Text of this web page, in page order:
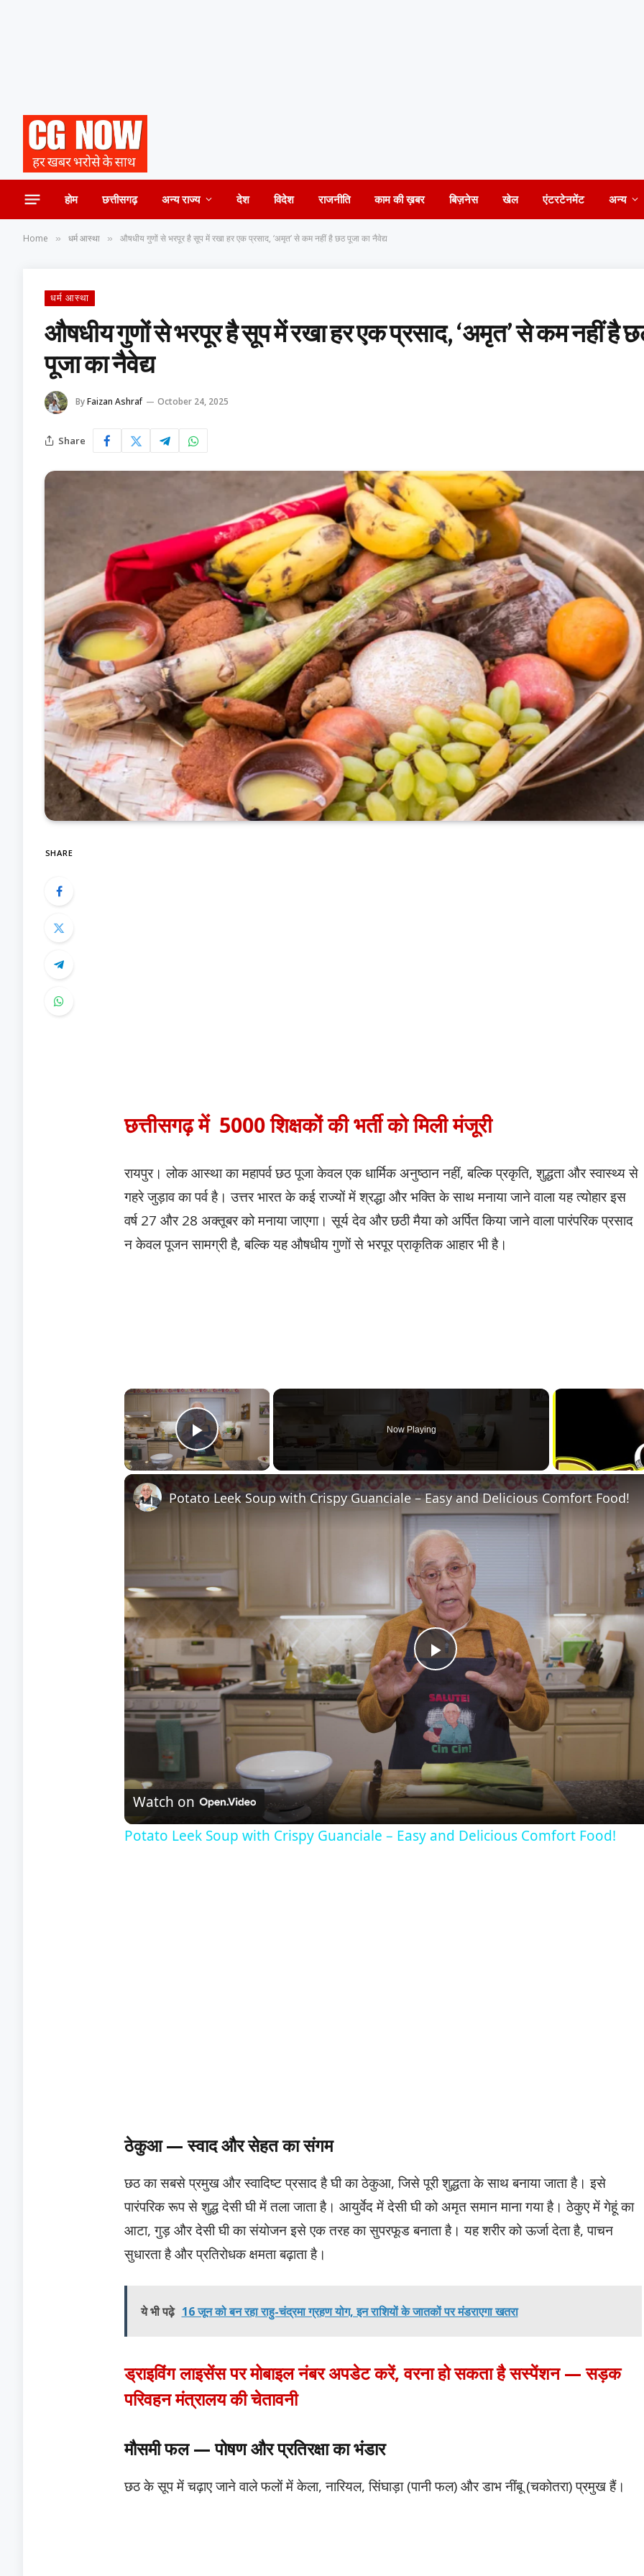
होम छत्तीसगढ़ अन्य राज्य देश विदेश राजनीति काम की ख़बर बिज़नेस खेल एंटरटेनमेंट अन्य
Home » धर्म आस्था » औषधीय गुणों से भरपूर है सूप में रखा हर एक प्रसाद, ‘अमृत’ से कम नहीं है छठ पूजा का नैवेद्य
धर्म आस्था
औषधीय गुणों से भरपूर है सूप में रखा हर एक प्रसाद, ‘अमृत’ से कम नहीं है
पूजा का नैवेद्य
ByFaizan Ashraf October 24, 2025
Share
SHARE
छत्तीसगढ़ में 5000 शिक्षकों की भर्ती को मिली मंजूरी
रायपुर। लोक आस्था का महापर्व छठ पूजा केवल एक धार्मिक अनुष्ठान नहीं, बल्कि प्रकृति, शुद्धता और स्वास्थ्य से
गहरे जुड़ाव का पर्व है। उत्तर भारत के कई राज्यों में श्रद्धा और भक्ति के साथ मनाया जाने वाला यह त्योहार इस
वर्ष 27 और 28 अक्तूबर को मनाया जाएगा। सूर्य देव और छठी मैया को अर्पित किया जाने वाला पारंपरिक प्रसाद
न केवल पूजन सामग्री है, बल्कि यह औषधीय गुणों से भरपूर प्राकृतिक आहार भी है।
×
Play Video
Now Playing
Play
Video
Potato Leek Soup with Crispy Guanciale – Easy and Delicious Comfort Food!
Watch on
Potato Leek Soup with Crispy Guanciale – Easy and Delicious Comfort Food!
ठेकुआ — स्वाद और सेहत का संगम
छठ का सबसे प्रमुख और स्वादिष्ट प्रसाद है घी का ठेकुआ, जिसे पूरी शुद्धता के साथ बनाया जाता है। इसे
पारंपरिक रूप से शुद्ध देसी घी में तला जाता है। आयुर्वेद में देसी घी को अमृत समान माना गया है। ठेकुए में गेहूं का
आटा, गुड़ और देसी घी का संयोजन इसे एक तरह का सुपरफूड बनाता है। यह शरीर को ऊर्जा देता है, पाचन
सुधारता है और प्रतिरोधक क्षमता बढ़ाता है।
ये भी पढ़े 16 जून को बन रहा राहु-चंद्रमा ग्रहण योग, इन राशियों के जातकों पर मंडराएगा खतरा
ड्राइविंग लाइसेंस पर मोबाइल नंबर अपडेट करें, वरना हो सकता है सस्पेंशन — सड़क
परिवहन मंत्रालय की चेतावनी
मौसमी फल — पोषण और प्रतिरक्षा का भंडार
छठ के सूप में चढ़ाए जाने वाले फलों में केला, नारियल, सिंघाड़ा (पानी फल) और डाभ नींबू (चकोतरा) प्रमुख हैं।